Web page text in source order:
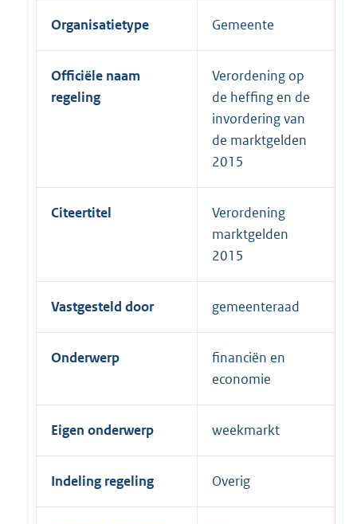
Organisatietype Gemeente
Officiële naam
regeling
Verordening op
de heffing en de
invordering van
de marktgelden
2015
Citeertitel
Verordening
marktgelden
2015
Vastgesteld door gemeenteraad
Onderwerp
financiën en
economie
Eigen onderwerp weekmarkt
Indeling regeling Overig